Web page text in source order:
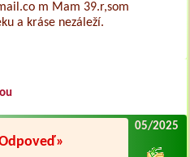
m Mam 39.r,som
a kráse nezáleží.
05/2025